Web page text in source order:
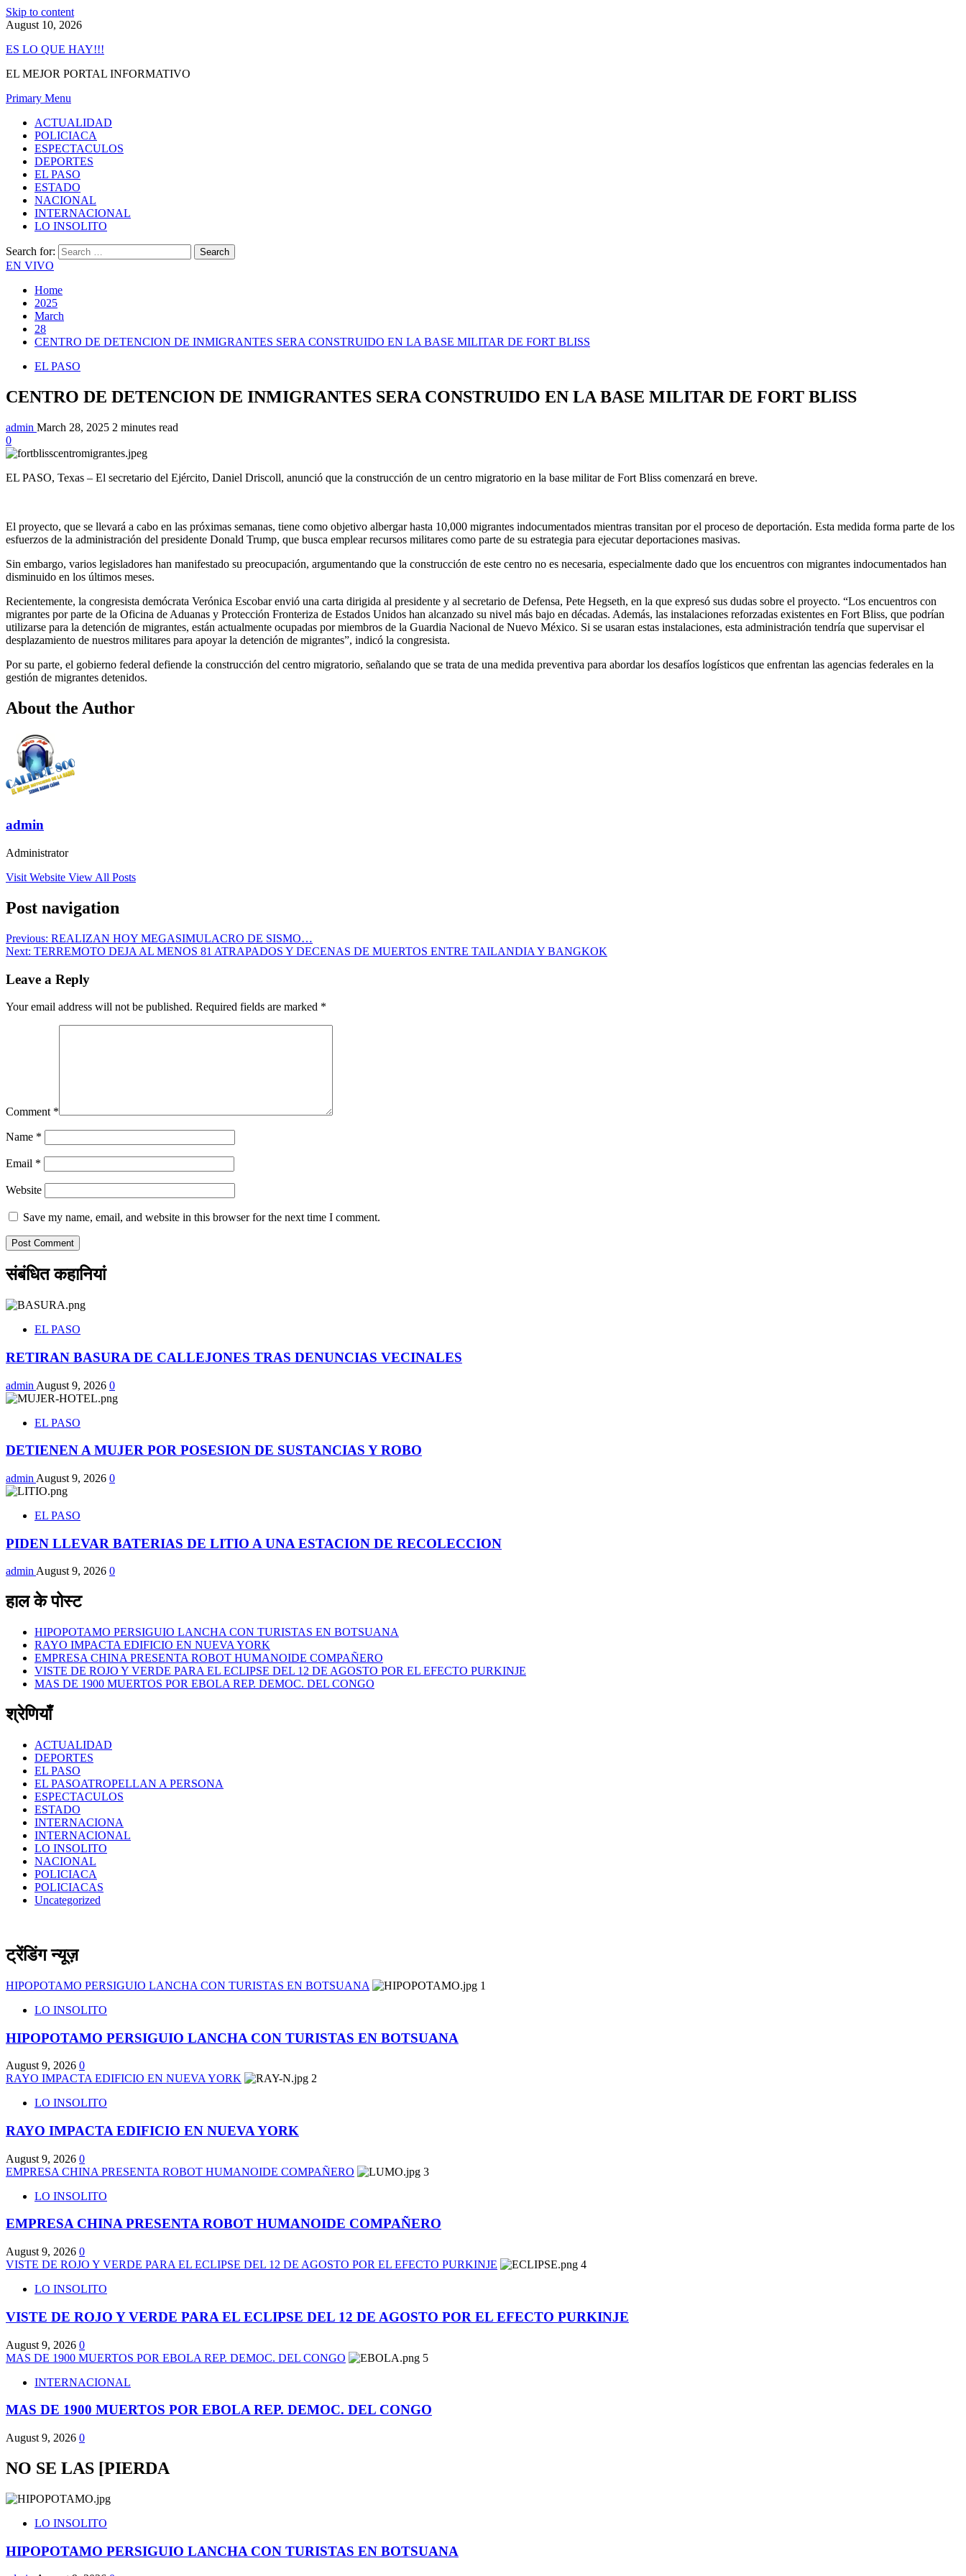
Skip to content
August 10, 2026
ES LO QUE HAY!!!
EL MEJOR PORTAL INFORMATIVO
Primary Menu
ACTUALIDAD
POLICIACA
ESPECTACULOS
DEPORTES
EL PASO
ESTADO
NACIONAL
INTERNACIONAL
LO INSOLITO
Search for:
EN VIVO
Home
2025
March
28
CENTRO DE DETENCION DE INMIGRANTES SERA CONSTRUIDO EN LA BASE MILITAR DE FORT BLISS
EL PASO
CENTRO DE DETENCION DE INMIGRANTES SERA CONSTRUIDO EN LA BASE MILITAR DE FORT BLISS
admin March 28, 2025 2 minutes read
0
EL PASO, Texas – El secretario del Ejército, Daniel Driscoll, anunció que la construcción de un centro migratorio en la base militar de Fort Bliss comenzará en breve.
El proyecto, que se llevará a cabo en las próximas semanas, tiene como objetivo albergar hasta 10,000 migrantes indocumentados mientras transitan por el proceso de deportación. Esta medida forma parte de los
esfuerzos de la administración del presidente Donald Trump, que busca emplear recursos militares como parte de su estrategia para ejecutar deportaciones masivas.
Sin embargo, varios legisladores han manifestado su preocupación, argumentando que la construcción de este centro no es necesaria, especialmente dado que los encuentros con migrantes indocumentados han
disminuido en los últimos meses.
Recientemente, la congresista demócrata Verónica Escobar envió una carta dirigida al presidente y al secretario de Defensa, Pete Hegseth, en la que expresó sus dudas sobre el proyecto. “Los encuentros con
migrantes por parte de la Oficina de Aduanas y Protección Fronteriza de Estados Unidos han alcanzado su nivel más bajo en décadas. Además, las instalaciones reforzadas existentes en Fort Bliss, que podrían
utilizarse para la detención de migrantes, están actualmente ocupadas por miembros de la Guardia Nacional de Nuevo México. Si se usaran estas instalaciones, esta administración tendría que supervisar el
desplazamiento de nuestros militares para apoyar la detención de migrantes”, indicó la congresista.
Por su parte, el gobierno federal defiende la construcción del centro migratorio, señalando que se trata de una medida preventiva para abordar los desafíos logísticos que enfrentan las agencias federales en la
gestión de migrantes detenidos.
About the Author
admin
Administrator
Visit Website View All Posts
Post navigation
Previous: REALIZAN HOY MEGASIMULACRO DE SISMO…
Next: TERREMOTO DEJA AL MENOS 81 ATRAPADOS Y DECENAS DE MUERTOS ENTRE TAILANDIA Y BANGKOK
Leave a Reply
Your email address will not be published. Required fields are marked *
Comment *
Name *
Email *
Website
Save my name, email, and website in this browser for the next time I comment.
संबंधित कहानियां
EL PASO
RETIRAN BASURA DE CALLEJONES TRAS DENUNCIAS VECINALES
admin August 9, 2026 0
EL PASO
DETIENEN A MUJER POR POSESION DE SUSTANCIAS Y ROBO
admin August 9, 2026 0
EL PASO
PIDEN LLEVAR BATERIAS DE LITIO A UNA ESTACION DE RECOLECCION
adminAugust 9, 2026 0
हाल के पोस्ट
HIPOPOTAMO PERSIGUIO LANCHA CON TURISTAS EN BOTSUANA
RAYO IMPACTA EDIFICIO EN NUEVA YORK
EMPRESA CHINA PRESENTA ROBOT HUMANOIDE COMPAÑERO
VISTE DE ROJO Y VERDE PARA EL ECLIPSE DEL 12 DE AGOSTO POR EL EFECTO PURKINJE
MAS DE 1900 MUERTOS POR EBOLA REP. DEMOC. DEL CONGO
श्रेणियाँ
ACTUALIDAD
DEPORTES
EL PASO
EL PASOATROPELLAN A PERSONA
ESPECTACULOS
ESTADO
INTERNACIONA
INTERNACIONAL
LO INSOLITO
NACIONAL
POLICIACA
POLICIACAS
Uncategorized
ट्रेंडिंग न्यूज़
HIPOPOTAMO PERSIGUIO LANCHA CON TURISTAS EN BOTSUANA
1
LO INSOLITO
HIPOPOTAMO PERSIGUIO LANCHA CON TURISTAS EN BOTSUANA
August 9, 2026 0
RAYO IMPACTA EDIFICIO EN NUEVA YORK
2
LO INSOLITO
RAYO IMPACTA EDIFICIO EN NUEVA YORK
August 9, 2026 0
EMPRESA CHINA PRESENTA ROBOT HUMANOIDE COMPAÑERO
3
LO INSOLITO
EMPRESA CHINA PRESENTA ROBOT HUMANOIDE COMPAÑERO
August 9, 2026 0
VISTE DE ROJO Y VERDE PARA EL ECLIPSE DEL 12 DE AGOSTO POR EL EFECTO PURKINJE
4
LO INSOLITO
VISTE DE ROJO Y VERDE PARA EL ECLIPSE DEL 12 DE AGOSTO POR EL EFECTO PURKINJE
August 9, 2026 0
MAS DE 1900 MUERTOS POR EBOLA REP. DEMOC. DEL CONGO
5
INTERNACIONAL
MAS DE 1900 MUERTOS POR EBOLA REP. DEMOC. DEL CONGO
August 9, 2026 0
NO SE LAS [PIERDA
LO INSOLITO
HIPOPOTAMO PERSIGUIO LANCHA CON TURISTAS EN BOTSUANA